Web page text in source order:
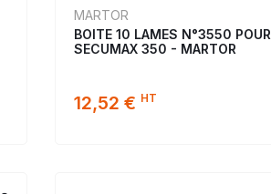
MARTOR
BOITE 10 LAMES N°3550 POUR
SECUMAX 350 - MARTOR
12,52 € HT